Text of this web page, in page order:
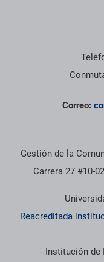
Correo:
Gestión de la
Carrera 27 #10-
Reacreditada
- Institución de